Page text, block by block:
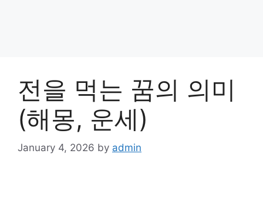
전을 먹는 꿈의 의미
(해몽, 운세)
January 4, 2026 by admin